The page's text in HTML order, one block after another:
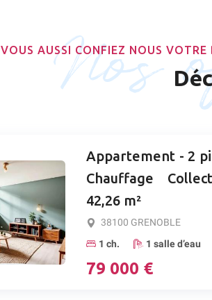
VOUS AUSSI CONFIEZ NOUS
Nos
Appartement - 2
Chauffage
42,26 m²
38100 GRENOBLE
1 ch.
1 salle d’eau
79 000 €